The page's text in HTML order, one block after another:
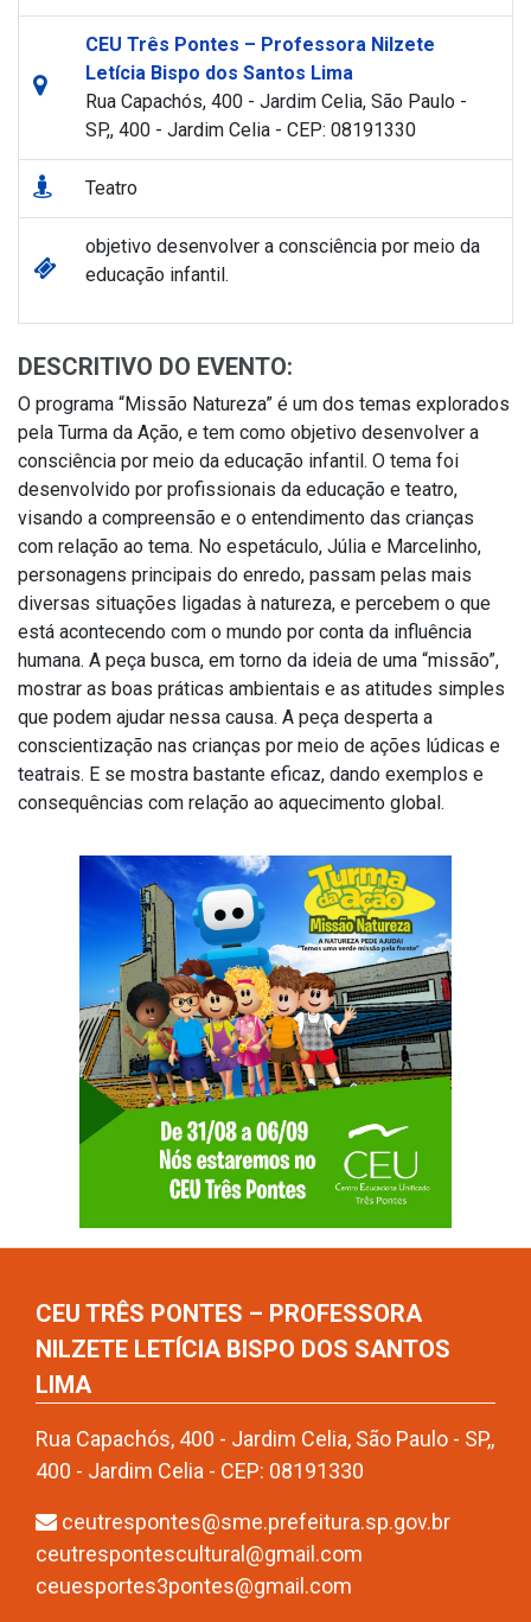
CEU Três Pontes – Professora Nilzete
Letícia Bispo dos Santos Lima
Rua Capachós, 400 - Jardim Celia, São Paulo -
SP,, 400 - Jardim Celia - CEP: 08191330
Teatro
objetivo desenvolver a consciência por meio da
educação infantil.
DESCRITIVO DO EVENTO:
O programa “Missão Natureza” é um dos temas explorados
pela Turma da Ação, e tem como objetivo desenvolver a
consciência por meio da educação infantil. O tema foi
desenvolvido por profissionais da educação e teatro,
visando a compreensão e o entendimento das crianças
com relação ao tema. No espetáculo, Júlia e Marcelinho,
personagens principais do enredo, passam pelas mais
diversas situações ligadas à natureza, e percebem o que
está acontecendo com o mundo por conta da influência
humana. A peça busca, em torno da ideia de uma “missão”,
mostrar as boas práticas ambientais e as atitudes simples
que podem ajudar nessa causa. A peça desperta a
conscientização nas crianças por meio de ações lúdicas e
teatrais. E se mostra bastante eficaz, dando exemplos e
consequências com relação ao aquecimento global.
CEU TRÊS PONTES – PROFESSORA
NILZETE LETÍCIA BISPO DOS SANTOS
LIMA
Rua Capachós, 400 - Jardim Celia, São Paulo - SP,,
400 - Jardim Celia - CEP: 08191330
ceutrespontes@sme.prefeitura.sp.gov.br
ceutrespontescultural@gmail.com
ceuesportes3pontes@gmail.com